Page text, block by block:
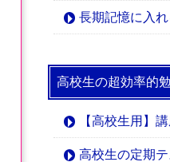
長期記憶に入
高校生の超効率的
【高校生用】
高校生の定期